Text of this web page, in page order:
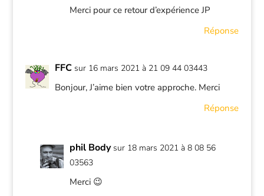
Merci pour ce retour d’expérience JP
Réponse
FFC sur 16 mars 2021 à 21 09 44 03443
Bonjour, J’aime bien votre approche. Merci
Réponse
phil Body sur 18 mars 2021 à 8 08 56
03563
Merci 😉